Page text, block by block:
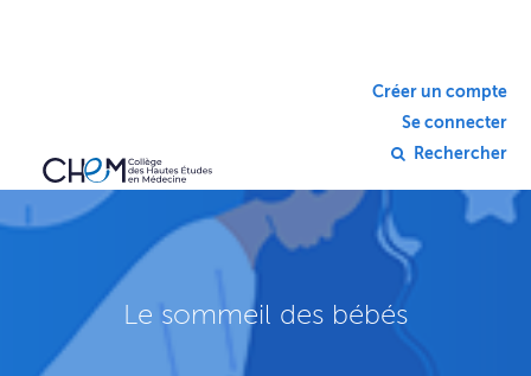
Créer un compte
Se connecter
Rechercher
Le sommeil des bébés